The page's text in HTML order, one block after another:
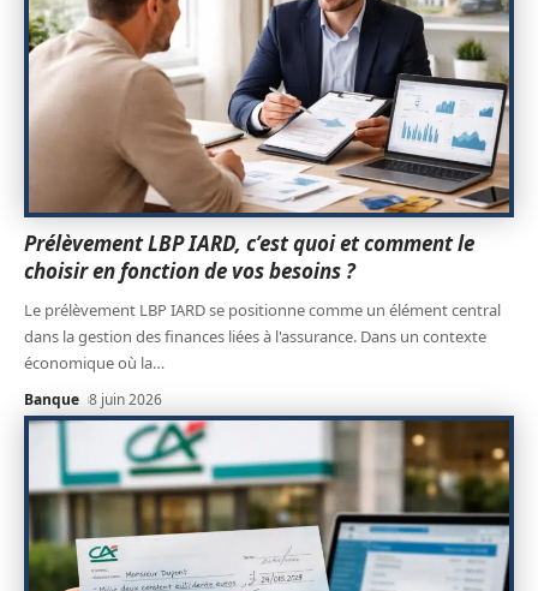
Prélèvement LBP IARD, c’est quoi et comment le
choisir en fonction de vos besoins ?
Le prélèvement LBP IARD se positionne comme un élément central
dans la gestion des finances liées à l'assurance. Dans un contexte
économique où la…
Banque 8 juin 2026